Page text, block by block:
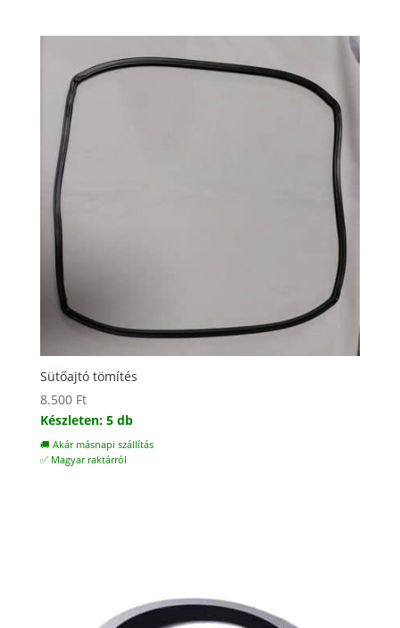
Sütőajtó tömítés
8.500 Ft
Készleten: 5 db
🚚 Akár másnapi szállítás
✅ Magyar raktárról